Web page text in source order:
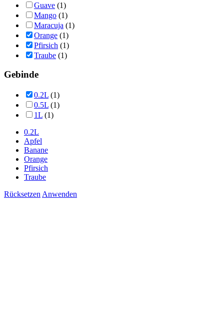
Guave (1)
Mango (1)
Maracuja (1)
Orange (1)
Pfirsich (1)
Traube (1)
Gebinde
0.2L (1)
0.5L (1)
1L (1)
0.2L
Apfel
Banane
Orange
Pfirsich
Traube
Rücksetzen Anwenden